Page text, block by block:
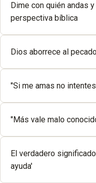
Dime con quién andas
perspectiva bíblica
Dios aborrece al
"Si me amas no
"Más vale malo
El verdadero
ayuda'